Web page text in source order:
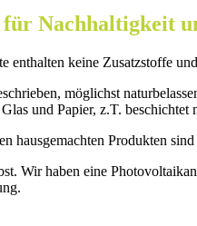
für Nachhaltigkeit
enthalten keine Zusatzstoffe
möglichst
und Papier, z.T.
hausgemachten Produkten
Wir haben eine